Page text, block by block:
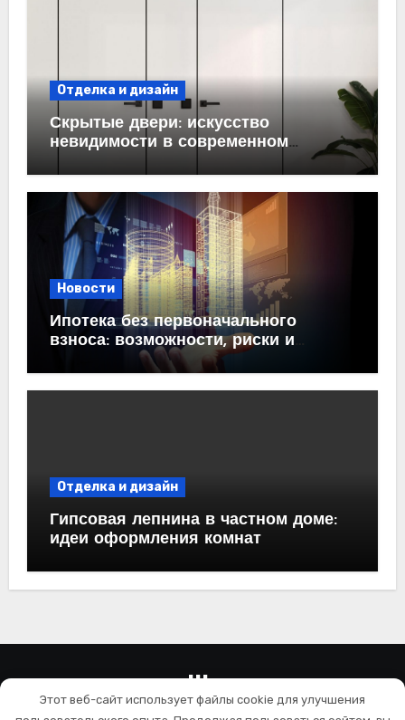
Отделка и дизайн
Скрытые двери: искусство
невидимости в современном
Новости
Ипотека без первоначального
взноса: возможности, риски и
практические рекомендации<
Отделка и дизайн
Гипсовая лепнина в частном доме:
идеи оформления комнат
wallls.ru
Этот веб-сайт использует файлы cookie для улучшения